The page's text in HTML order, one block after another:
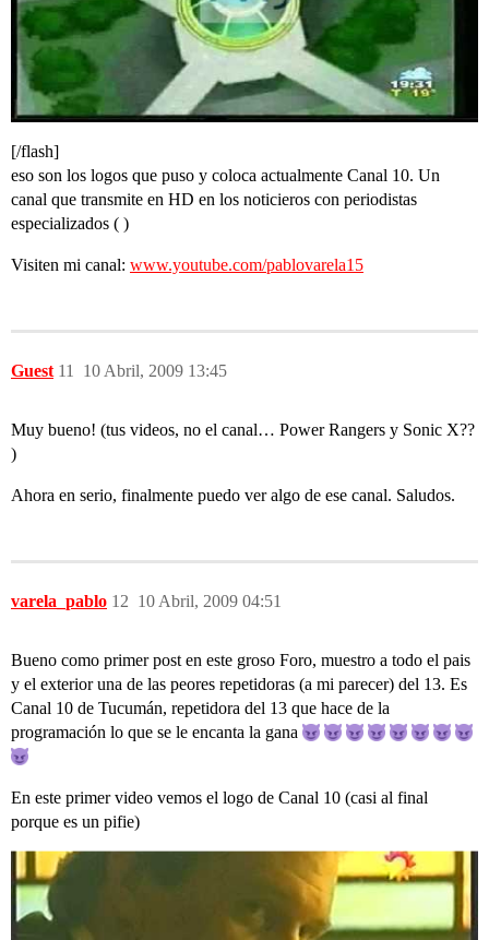
[/flash]
eso son los logos que puso y coloca actualmente Canal 10. Un
canal que transmite en HD en los noticieros con periodistas
especializados ( )
Visiten mi canal: www.youtube.com/pablovarela15
Guest 10 Abril, 2009 13:45
11
Muy bueno! (tus videos, no el canal… Power Rangers y Sonic X??
)
Ahora en serio, finalmente puedo ver algo de ese canal. Saludos.
varela_pablo 10 Abril, 2009 04:51
12
Bueno como primer post en este groso Foro, muestro a todo el pais
y el exterior una de las peores repetidoras (a mi parecer) del 13. Es
Canal 10 de Tucumán, repetidora del 13 que hace de la
programación lo que se le encanta la gana
En este primer video vemos el logo de Canal 10 (casi al final
porque es un pifie)